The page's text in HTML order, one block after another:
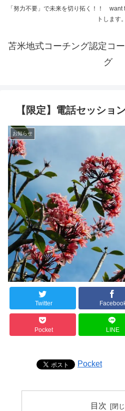
「努力不要」で未来を切り拓く！！
トします。
苫米地式コーチング認定
グ
【限定】電話セッショ
お知らせ
Twitter
Pocket LINE
Pocket
目次